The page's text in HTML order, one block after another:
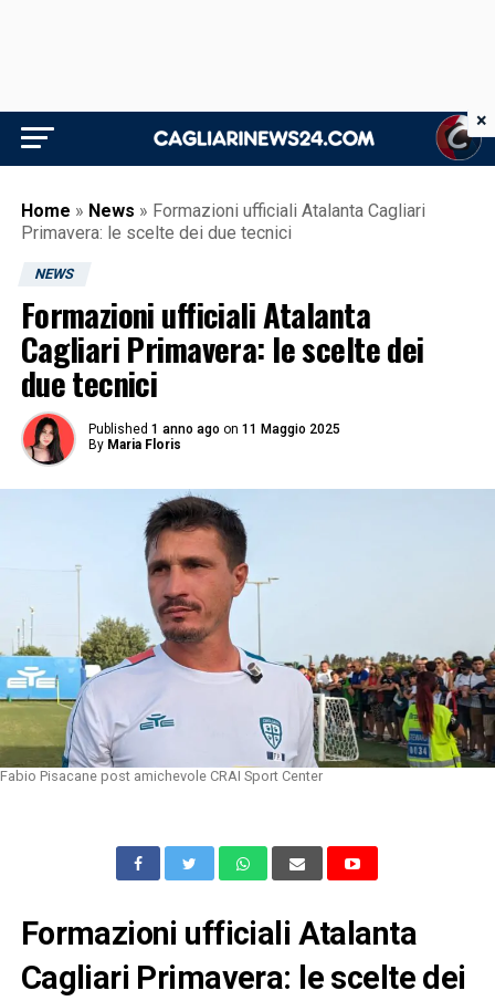
Home » News » Formazioni ufficiali Atalanta Cagliari
Primavera: le scelte dei due tecnici
NEWS
Formazioni ufficiali Atalanta
Cagliari Primavera: le scelte dei
due tecnici
Published 1 anno ago on 11 Maggio 2025
By Maria Floris
Fabio Pisacane post amichevole CRAI Sport Center
Formazioni ufficiali Atalanta
Cagliari Primavera: le scelte dei
×